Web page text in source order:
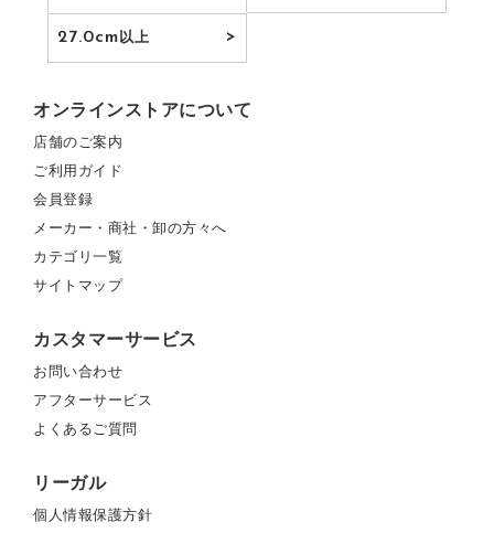
27.0cm以上
オンラインストアについて
店舗のご案内
ご利用ガイド
会員登録
メーカー・商社・卸の方々へ
カテゴリ一覧
サイトマップ
カスタマーサービス
お問い合わせ
アフターサービス
よくあるご質問
リーガル
個人情報保護方針